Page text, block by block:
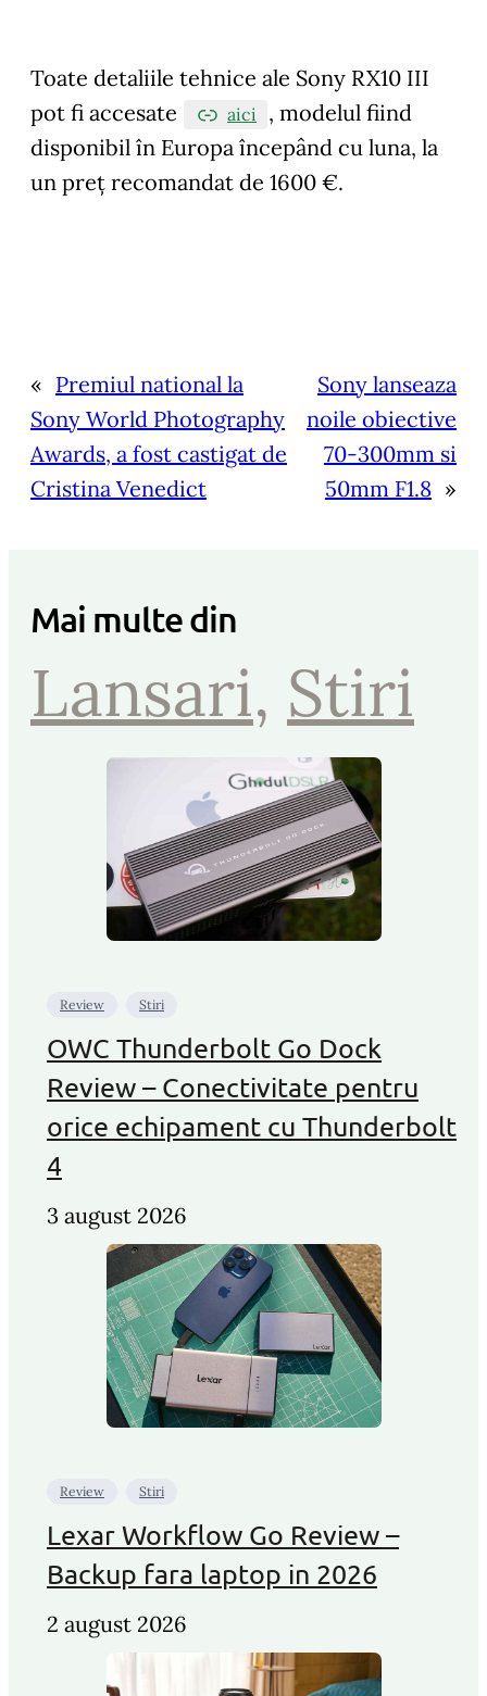
Toate detaliile tehnice ale Sony RX10 III
pot fi accesate
aici
, modelul fiind
disponibil în Europa începând cu luna, la
un preț recomandat de 1600 €.
« Premiul national la
Sony World Photography
Awards, a fost castigat de
Cristina Venedict
Sony lanseaza
noile obiective
70-300mm si
50mm F1.8 »
Mai multe din
Lansari, Stiri
Review Stiri
OWC Thunderbolt Go Dock
Review – Conectivitate pentru
orice echipament cu Thunderbolt
4
3 august 2026
Review Stiri
Lexar Workflow Go Review –
Backup fara laptop in 2026
2 august 2026